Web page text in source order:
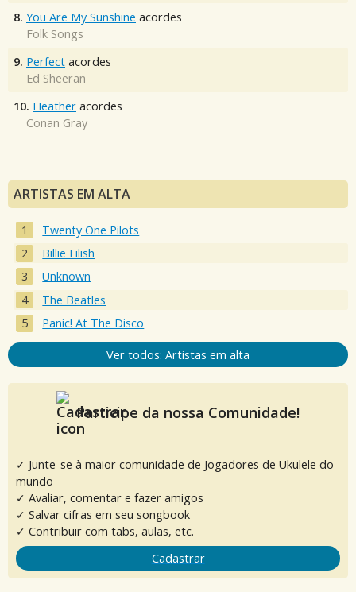
8. You Are My Sunshine acordes
Folk Songs
9. Perfect acordes
Ed Sheeran
10. Heather acordes
Conan Gray
ARTISTAS EM ALTA
Twenty One Pilots
Billie Eilish
Unknown
The Beatles
Panic! At The Disco
Ver todos: Artistas em alta
Participe da nossa Comunidade!
✓ Junte-se à maior comunidade de Jogadores de Ukulele do
mundo
✓ Avaliar, comentar e fazer amigos
✓ Salvar cifras em seu songbook
✓ Contribuir com tabs, aulas, etc.
Cadastrar